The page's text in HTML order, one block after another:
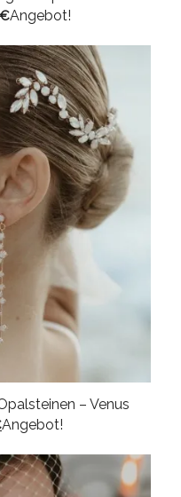
€Angebot!
– Venus
Aktueller
ist:
35,00 €.
Angebot!